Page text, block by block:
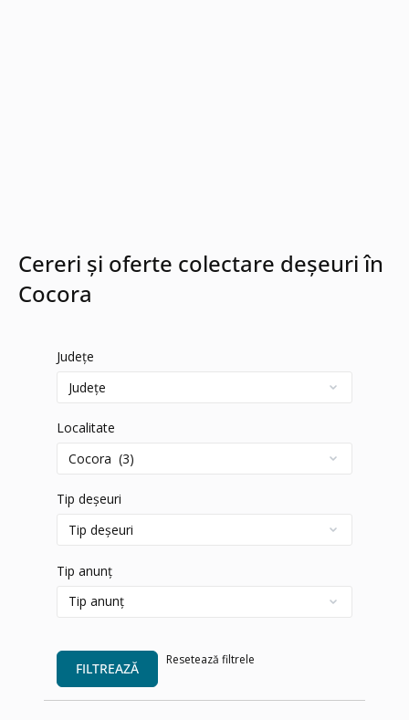
Cereri și oferte colectare deșeuri în
Cocora
Județe
Localitate
Tip deșeuri
Tip anunț
FILTREAZĂ
Resetează filtrele